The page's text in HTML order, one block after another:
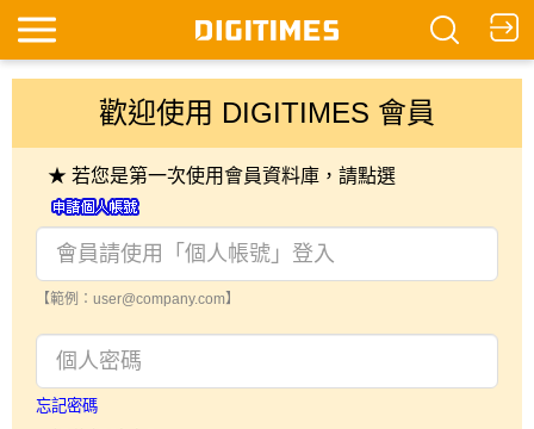
歡迎使用 DIGITIMES 會員
★ 若您是第一次使用會員資料庫，請點選
【範例：user@company.com】
忘記密碼